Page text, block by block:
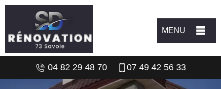
MENU
04 82 29 48 70 07 49 42 56 33